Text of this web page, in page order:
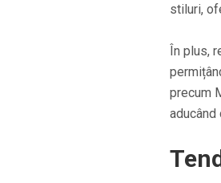
stiluri,
În plus,
precum